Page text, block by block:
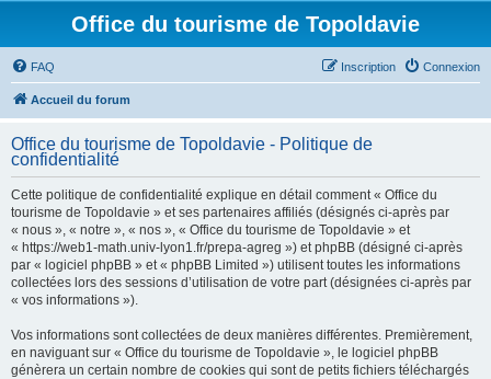
Office du tourisme de Topoldavie
FAQ Connexion
Inscription
Accueil du forum
Office du tourisme de Topoldavie - Politique de
confidentialité
Cette politique de confidentialité explique en détail comment « Office du
tourisme de Topoldavie » et ses partenaires affiliés (désignés ci-après par
« nous », « notre », « nos », « Office du tourisme de Topoldavie » et
« https://web1-math.univ-lyon1.fr/prepa-agreg ») et phpBB (désigné ci-après
par « logiciel phpBB » et « phpBB Limited ») utilisent toutes les informations
collectées lors des sessions d’utilisation de votre part (désignées ci-après par
« vos informations »).
Vos informations sont collectées de deux manières différentes. Premièrement,
en naviguant sur « Office du tourisme de Topoldavie », le logiciel phpBB
génèrera un certain nombre de cookies qui sont de petits fichiers téléchargés